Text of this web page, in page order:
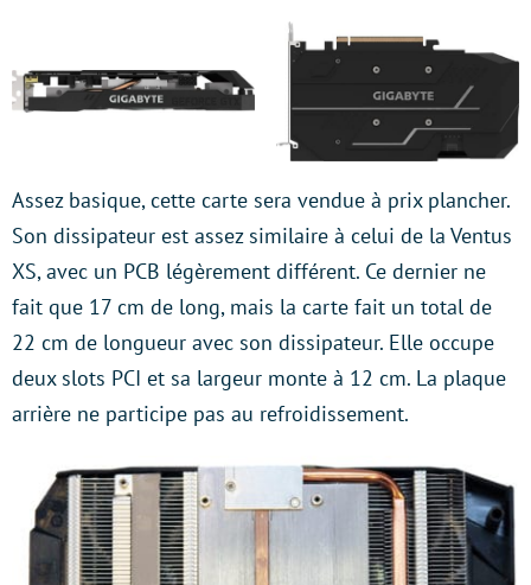
Assez basique, cette carte sera vendue à prix plancher.
Son dissipateur est assez similaire à celui de la Ventus
XS, avec un PCB légèrement différent. Ce dernier ne
fait que 17 cm de long, mais la carte fait un total de
22 cm de longueur avec son dissipateur. Elle occupe
deux slots PCI et sa largeur monte à 12 cm. La plaque
arrière ne participe pas au refroidissement.